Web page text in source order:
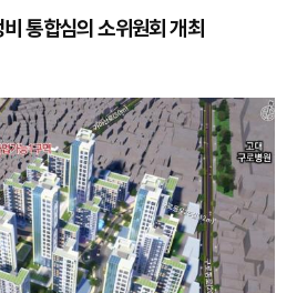
통합심의 소위원회 개최